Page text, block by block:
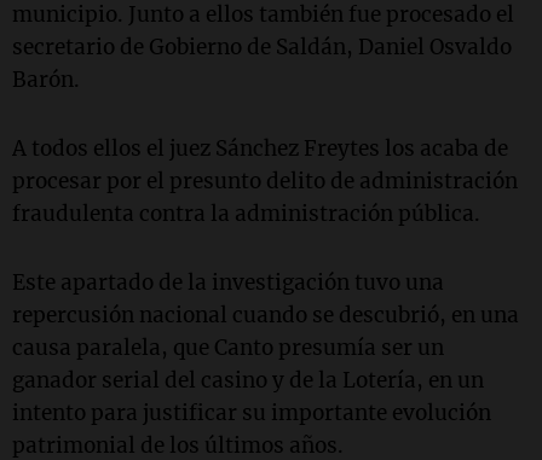
municipio. Junto a ellos también fue procesado el
secretario de Gobierno de Saldán, Daniel Osvaldo
Barón.
A todos ellos el juez Sánchez Freytes los acaba de
procesar por el presunto delito de administración
fraudulenta contra la administración pública.
Este apartado de la investigación tuvo una
repercusión nacional cuando se descubrió, en una
causa paralela, que Canto presumía ser un
ganador serial del casino y de la Lotería, en un
intento para justificar su importante evolución
patrimonial de los últimos años.